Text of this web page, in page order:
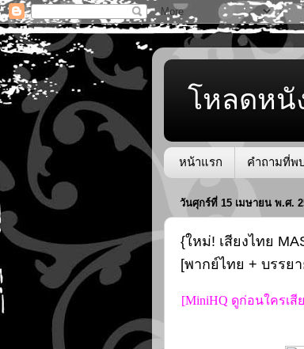
โหลดหนั
หน้าแรก คำถามที่พ
วันศุกร์ที่ 15 เมษายน พ.ศ.
{ใหม่! เสียงไทย
[พากย์ไทย + บรรย
[MiniHQ ดูก่อนใครเสี